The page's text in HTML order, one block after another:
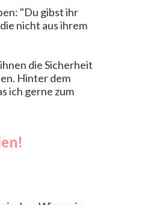
"Du gibst ihr
nicht aus ihrem
die Sicherheit
Hinter dem
ich gerne zum